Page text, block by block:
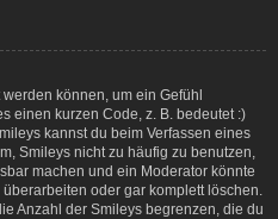
können, um ein Gefühl
einen kurzen Code, z. B. bedeutet :)
kannst du beim Verfassen eines
Smileys nicht zu häufig zu benutzen,
machen und ein Moderator könnte
oder gar komplett löschen.
Anzahl der Smileys begrenzen, die du